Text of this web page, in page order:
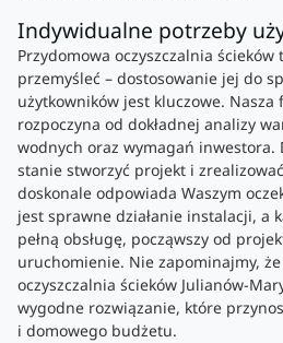
Indywidualne potrzeby
Przydomowa oczyszczalnia
przemyśleć – dostosowanie jej do
użytkowników jest kluczowe. Nasza
rozpoczyna od dokładnej analizy
wodnych oraz wymagań inwestora.
stanie stworzyć projekt i
doskonale odpowiada Waszym
jest sprawne działanie instalacji, a
pełną obsługę, począwszy od
uruchomienie. Nie zapominajmy,
oczyszczalnia ścieków Julianów-
wygodne rozwiązanie, które
i domowego budżetu.